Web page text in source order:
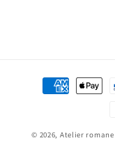
Moyens
© 2026, Atelier romane